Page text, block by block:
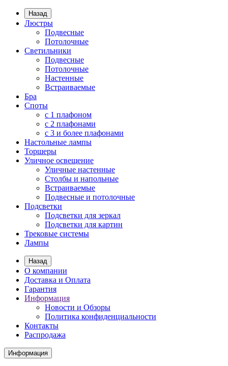
Назад
Люстры
Подвесные
Потолочные
Светильники
Подвесные
Потолочные
Настенные
Встраиваемые
Бра
Споты
с 1 плафоном
с 2 плафонами
с 3 и более плафонами
Настольные лампы
Торшеры
Уличное освещение
Уличные настенные
Столбы и напольные
Встраиваемые
Подвесные и потолочные
Подсветки
Подсветки для зеркал
Подсветки для картин
Трековые системы
Лампы
Назад
О компании
Доставка и Оплата
Гарантия
Информация
Новости и Обзоры
Политика конфиденциальности
Контакты
Распродажа
Информация